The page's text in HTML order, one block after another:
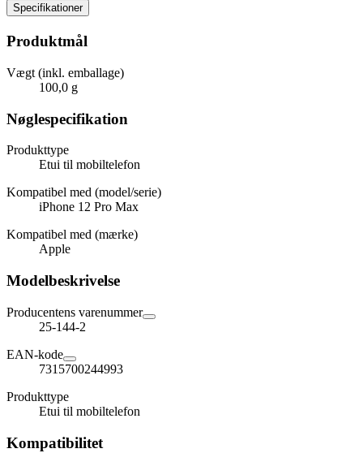
Specifikationer
Produktmål
Vægt (inkl. emballage)
100,0 g
Nøglespecifikation
Produkttype
Etui til mobiltelefon
Kompatibel med (model/serie)
iPhone 12 Pro Max
Kompatibel med (mærke)
Apple
Modelbeskrivelse
Producentens varenummer
25-144-2
EAN-kode
7315700244993
Produkttype
Etui til mobiltelefon
Kompatibilitet